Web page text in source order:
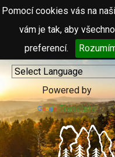
Pomocí cookies vás na
vám je tak, aby
preferencí.
Powered by
Translate